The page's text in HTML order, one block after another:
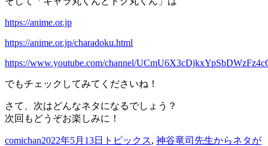
https://anime.or.jp
https://anime.or.jp/charadoku.html
https://www.youtube.com/channel/
でもチェックしてみてくださいね！
さて、次はどんなネタになるでしょう？
次回もどうぞお楽しみに！
投
comichan投
2022年5月13日 カ
トピックス, 神谷竜司先生からネタが